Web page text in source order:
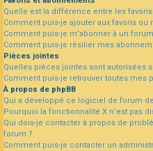
Quelle est la différence entre les
Comment puis-je ajouter aux favoris ou
Comment puis-je m’abonner à un
Comment puis-je résilier mes
Pièces jointes
Quelles pièces jointes sont autorisées
Comment puis-je retrouver toutes mes
À propos de phpBB
Qui a développé ce logiciel de forum
Pourquoi la fonctionnalité X n’est pas
Qui dois-je contacter à propos de
forum ?
Comment puis-je contacter un